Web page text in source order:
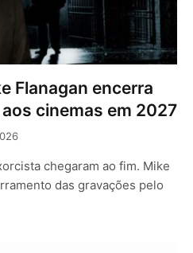
Flanagan encerra
cinemas em 2027
chegaram ao fim. Mike
das gravações pelo